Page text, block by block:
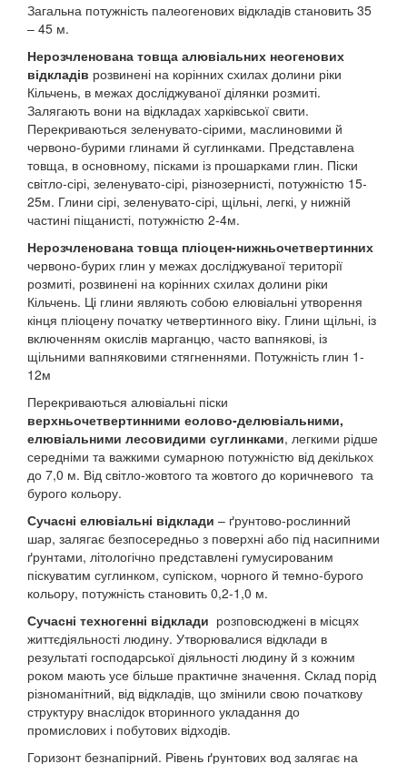
Загальна потужність палеогенових відкладів становить 35
– 45 м.
Нерозчленована товща алювіальних неогенових
відкладів розвинені на корінних схилах долини ріки
Кільчень, в межах досліджуваної ділянки розмиті.
Залягають вони на відкладах харківської свити.
Перекриваються зеленувато-сірими, маслиновими й
червоно-бурими глинами й суглинками. Представлена
товща, в основному, пісками із прошарками глин. Піски
світло-сірі, зеленувато-сірі, різнозернисті, потужністю 15-
25м. Глини сірі, зеленувато-сірі, щільні, легкі, у нижній
частині піщанисті, потужністю 2-4м.
Нерозчленована товща пліоцен-нижньочетвертинних
червоно-бурих глин у межах досліджуваної території
розмиті, розвинені на корінних схилах долини ріки
Кільчень. Ці глини являють собою елювіальні утворення
кінця пліоцену початку четвертинного віку. Глини щільні, із
включенням окислів марганцю, часто вапнякові, із
щільними вапняковими стягненнями. Потужність глин 1-
12м
Перекриваються алювіальні піски
верхньочетвертинними еолово-делювіальними,
елювіальними лесовидими суглинками, легкими рідше
середніми та важкими сумарною потужністю від декількох
до 7,0 м. Від світло-жовтого та жовтого до коричневого та
бурого кольору.
Сучасні елювіальні відклади – ґрунтово-рослинний
шар, залягає безпосередньо з поверхні або під насипними
ґрунтами, літологічно представлені гумусированим
піскуватим суглинком, супіском, чорного й темно-бурого
кольору, потужність становить 0,2-1,0 м.
Сучасні техногенні відклади розповсюджені в місцях
життєдіяльності людину. Утворювалися відклади в
результаті господарської діяльності людину й з кожним
роком мають усе більше практичне значення. Склад порід
різноманітний, від відкладів, що змінили свою початкову
структуру внаслідок вторинного укладання до
промислових і побутових відходів.
Горизонт безнапірний. Рівень ґрунтових вод залягає на